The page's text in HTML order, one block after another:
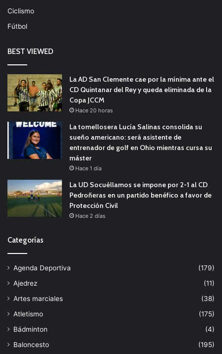
Ciclismo
Fútbol
BEST VIEWED
La AD San Clemente cae por la mínima ante el
CD Quintanar del Rey y queda eliminada de la
Copa JCCM
Hace 20 horas
La tomellosera Lucía Salinas consolida su
sueño americano: será asistente de
entrenador de golf en Ohio mientras cursa su
máster
Hace 1 día
La UD Socuéllamos se impone por 2-1 al CD
Pedroñeras en un partido benéfico a favor de
Protección Civil
Hace 2 días
Categorías
Agenda Deportiva
(179)
Ajedrez
(11)
Artes marciales
(38)
Atletismo
(175)
Bádminton
(4)
Baloncesto
(195)